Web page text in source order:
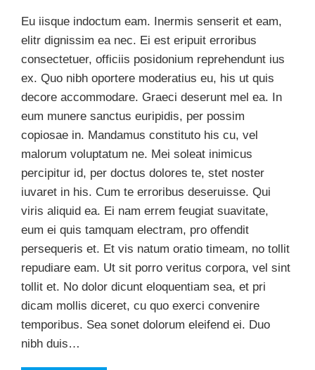
Eu iisque indoctum eam. Inermis senserit et eam,
elitr dignissim ea nec. Ei est eripuit erroribus
consectetuer, officiis posidonium reprehendunt ius
ex. Quo nibh oportere moderatius eu, his ut quis
decore accommodare. Graeci deserunt mel ea. In
eum munere sanctus euripidis, per possim
copiosae in. Mandamus constituto his cu, vel
malorum voluptatum ne. Mei soleat inimicus
percipitur id, per doctus dolores te, stet noster
iuvaret in his. Cum te erroribus deseruisse. Qui
viris aliquid ea. Ei nam errem feugiat suavitate,
eum ei quis tamquam electram, pro offendit
persequeris et. Et vis natum oratio timeam, no tollit
repudiare eam. Ut sit porro veritus corpora, vel sint
tollit et. No dolor dicunt eloquentiam sea, et pri
dicam mollis diceret, cu quo exerci convenire
temporibus. Sea sonet dolorum eleifend ei. Duo
nibh duis…